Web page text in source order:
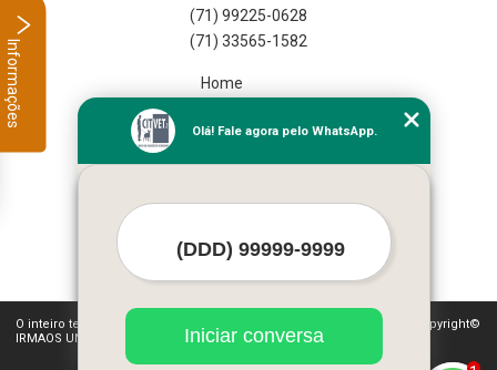
(71) 99225-0628
(71) 33565-1582
Home
Missão
Serviços
O inteiro teor deste site está sujeito à proteção de direitos autorais. Copyright©
IRMAOS UNGAR LTDA (Lei 9610 de 19/02/1998)
Olá! Fale agora pelo WhatsApp.
Iniciar conversa
Informações